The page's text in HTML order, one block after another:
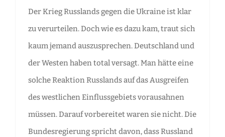
Der Krieg Russlands gegen die Ukraine ist klar
zu verurteilen. Doch wie es dazu kam, traut sich
kaum jemand auszusprechen. Deutschland und
der Westen haben total versagt. Man hätte eine
solche Reaktion Russlands auf das Ausgreifen
des westlichen Einflussgebiets vorausahnen
müssen. Darauf vorbereitet waren sie nicht. Die
Bundesregierung spricht davon, dass Russland